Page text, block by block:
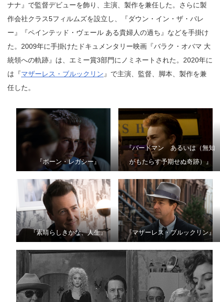
ナナ』で監督デビューを飾り、主演、製作を兼任した。さらに製
作会社クラス5フィルムズを設立し、『ダウン・イン・ザ・バレ
ー』『ペインテッド・ヴェール ある貴婦人の過ち』などを手掛け
た。2009年に手掛けたドキュメンタリー映画『バラク・オバマ 大
統領への軌跡』は、エミー賞3部門にノミネートされた。2020年に
は『マザーレス・ブルックリン 』で主演、監督、脚本、製作を兼
任した。
『ボーン・レガシー』
『バードマン あるいは（無知
がもたらす予期せぬ奇跡）』
『素晴らしきかな、人生』 『マザーレス・ブルックリン』